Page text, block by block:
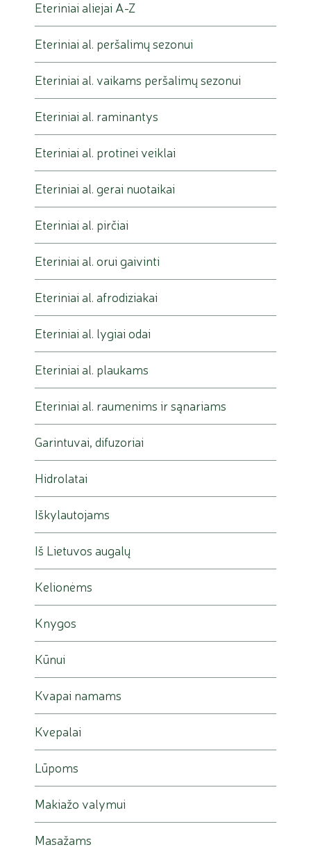
Eteriniai aliejai A-Z
Eteriniai al. peršalimų sezonui
Eteriniai al. vaikams peršalimų sezonui
Eteriniai al. raminantys
Eteriniai al. protinei veiklai
Eteriniai al. gerai nuotaikai
Eteriniai al. pirčiai
Eteriniai al. orui gaivinti
Eteriniai al. afrodiziakai
Eteriniai al. lygiai odai
Eteriniai al. plaukams
Eteriniai al. raumenims ir sąnariams
Garintuvai, difuzoriai
Hidrolatai
Iškylautojams
Iš Lietuvos augalų
Kelionėms
Knygos
Kūnui
Kvapai namams
Kvepalai
Lūpoms
Makiažo valymui
Masažams